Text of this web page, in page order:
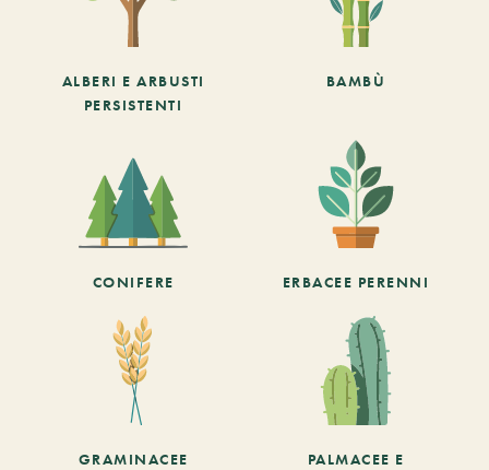
ALBERI E ARBUSTI
PERSISTENTI
BAMBÙ
CONIFERE ERBACEE PERENNI
GRAMINACEE
PALMACEE E